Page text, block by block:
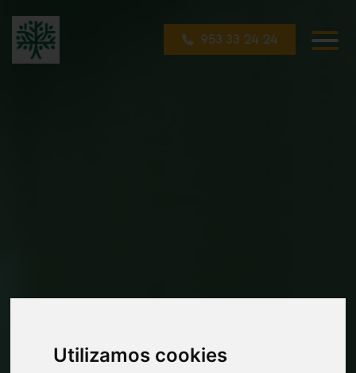
Utilizamos cookies
953 33 24 24